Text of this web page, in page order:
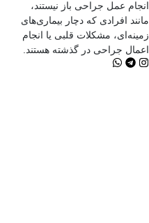
انجام عمل جراحی باز نیستند،
مانند افرادی که دچار بیماری‌های
زمینه‌ای، مشکلات قلبی یا انجام
اعمال جراحی در گذشته هستند.